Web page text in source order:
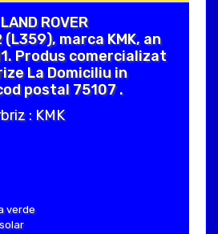
ROVER
(L359), marca KMK, an
Produs comercializat
La Domiciliu in
postal 75107 .
: KMK
verde